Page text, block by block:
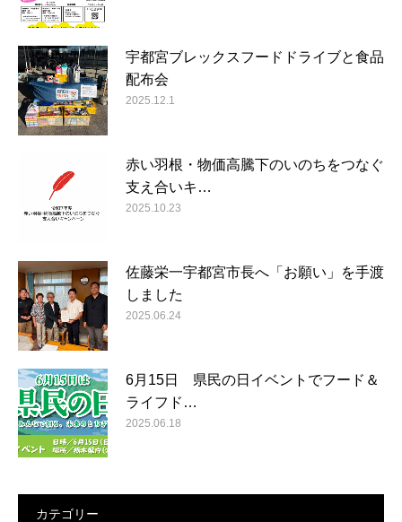
宇都宮ブレックスフードドライブと食品
配布会
2025.12.1
赤い羽根・物価高騰下のいのちをつなぐ
支え合いキ…
2025.10.23
佐藤栄一宇都宮市長へ「お願い」を手渡
しました
2025.06.24
6月15日 県民の日イベントでフード＆
ライフド…
2025.06.18
カテゴリー